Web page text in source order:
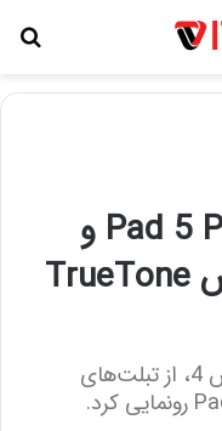
تبلت‌های شیائومی Pad 5 Pro و
Pad 5 با صفحه نمایش TrueTone
شیائومی درکنار معرفی گوشی میکس 4، از تبلت‌های